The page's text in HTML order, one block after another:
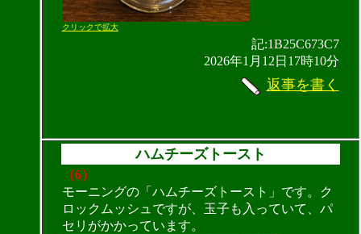
クリックで拡大
記:1B25C673C7
2026年1月12日17時10分
返事を書く
ハムチーズトースト
（6）
モーニングの「ハムチーズトースト」です。ク
ロックムッシュですが、玉子も入っていて、パ
セリがかかっています。